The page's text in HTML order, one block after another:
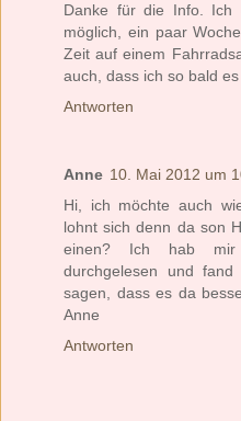
Danke für die Info. Ich
möglich, ein paar
Zeit auf einem
auch, dass ich so bald
Antworten
Anne 10. Mai 2012 um
Hi, ich möchte auch
lohnt sich denn da son
einen? Ich hab
durchgelesen und
sagen, dass es da
Anne
Antworten